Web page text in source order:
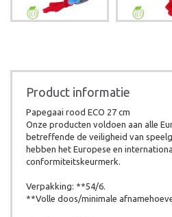
Product informatie
Papegaai rood ECO 27 cm
Onze producten voldoen aan alle
betreffende de veiligheid van
hebben het Europese en
conformiteitskeurmerk.
Verpakking: **54/6.
**Volle doos/minimale